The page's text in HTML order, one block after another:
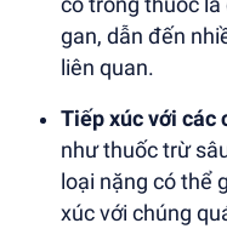
gan, dẫn đến
liên quan.
Tiếp xúc với các
như thuốc trừ
loại nặng có thể
xúc với chúng